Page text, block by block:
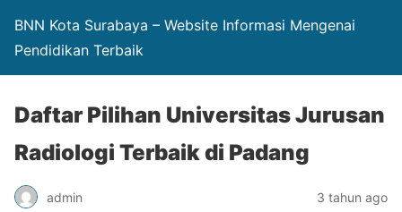
BNN Kota Surabaya – Website Informasi Mengenai
Pendidikan Terbaik
Daftar Pilihan Universitas Jurusan
Radiologi Terbaik di Padang
admin 3 tahun ago